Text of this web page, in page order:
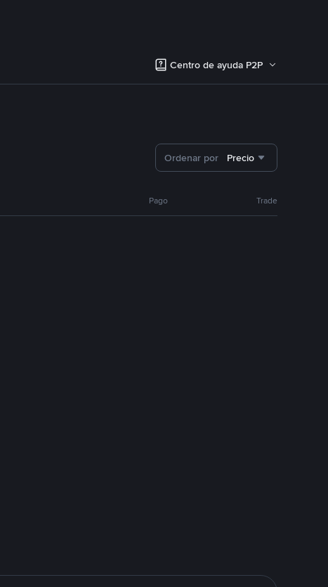
Centro de ayuda P2P
Ordenar por Precio
Pago Trade